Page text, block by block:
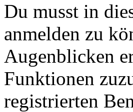
Du musst in
anmelden zu
Augenblicken
Funktionen
registrierten